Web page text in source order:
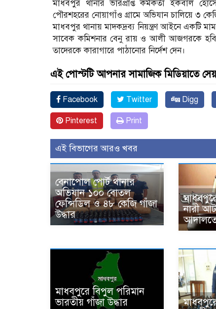
মাধবপুর থানার ভারপ্রাপ্ত কর্মকর্তা ইকবাল
পৌরশহরের নোয়াগাঁও গ্রামে অভিযান চালিয়ে ৩
মাধবপুর থানায় মাদকদ্রব্য নিয়ন্ত্রণ আইনে একটি
সাবেক কমিশনার বেনু রায় ও আলী আজগরকে
তাদেরকে কারাগারে পাঠানোর নির্দেশ দেন।
এই পোস্টটি আপনার সামাজিক মিডিয়াতে
Facebook Twitter Digg
Pinterest Print
এই বিভাগের আরও খবর
বেনাপোল পোর্ট থানার
অভিযান ১০০ বোতল
ফেন্সিডিল ও ৪৮ কেজি গাঁজা
উদ্ধার
নারী
মাধবপুরে বিপুল পরিমান
ভারতীয় গাঁজা উদ্ধার